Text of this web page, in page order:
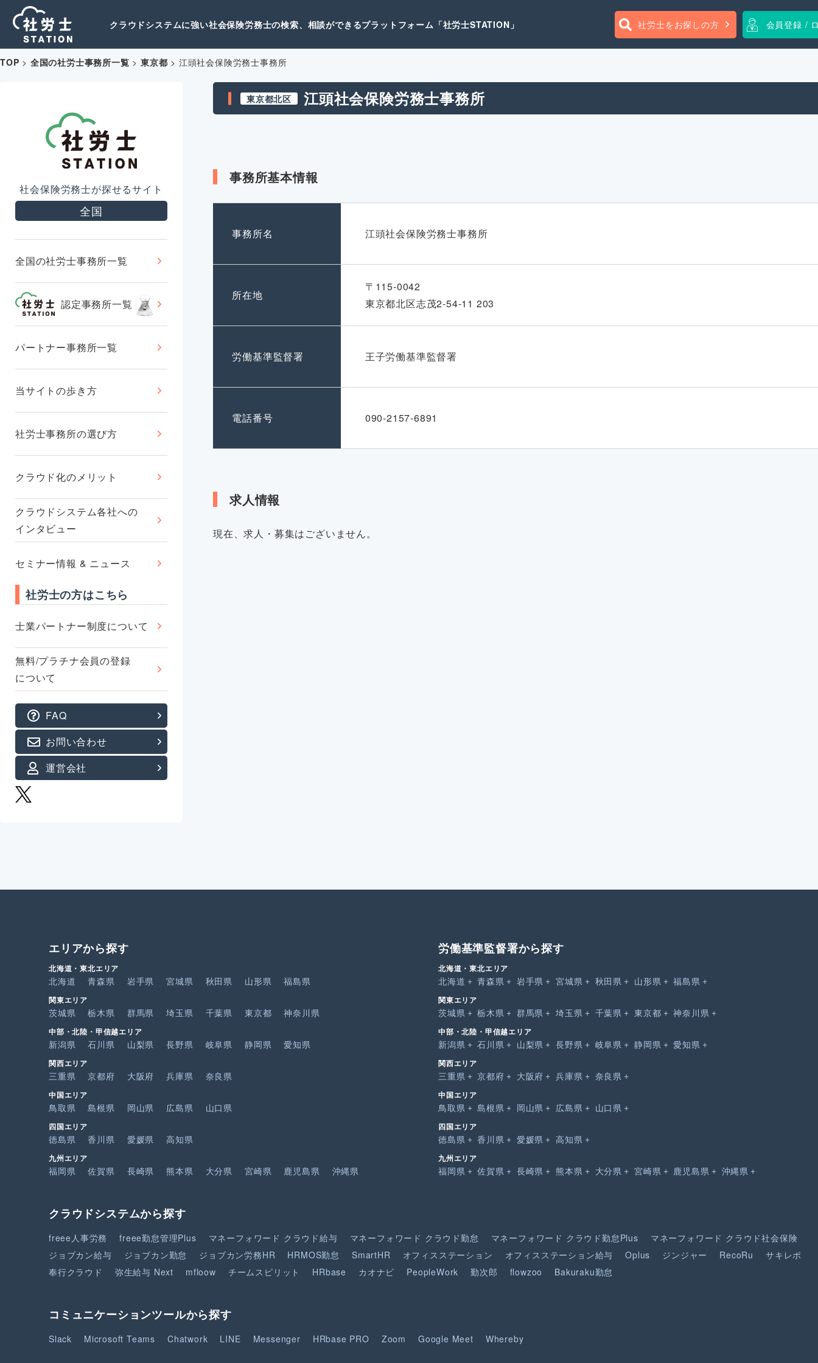
クラウドシステムに強い社会保険労務士の検索、相談ができるプラットフォーム「社労士STATION」 社労士をお探しの方 会員登録 /
TOP > 全国の社労士事務所一覧 >東京都 > 江頭社会保険労務士事務所
社会保険労務士が探せるサイト
全国
全国の社労士事務所一覧
認定事務所一覧
パートナー事務所一覧
当サイトの歩き方
社労士事務所の選び方
クラウド化のメリット
クラウドシステム各社への
インタビュー
セミナー情報 & ニュース
社労士の方はこちら
士業パートナー制度について
無料/プラチナ会員の登録
について
FAQ
お問い合わせ
運営会社
東京都北区 江頭社会保険労務士事務所
事務所基本情報
事務所名 江頭社会保険労務士事務所
所在地
〒115-0042
東京都北区志茂2-54-11 203
労働基準監督署 王子労働基準監督署
電話番号 090-2157-6891
求人情報
現在、求人・募集はございません。
エリアから探す
北海道・東北エリア
北海道 青森県 岩手県 宮城県 秋田県 山形県 福島県
関東エリア
茨城県 栃木県 群馬県 埼玉県 千葉県 東京都 神奈川県
中部・北陸・甲信越エリア
新潟県 石川県 山梨県 長野県 岐阜県 静岡県 愛知県
関西エリア
三重県 京都府 大阪府 兵庫県 奈良県
中国エリア
鳥取県 島根県 岡山県 広島県 山口県
四国エリア
徳島県 香川県 愛媛県 高知県
九州エリア
福岡県 佐賀県 長崎県 熊本県 大分県 宮崎県 鹿児島県 沖縄県
労働基準監督署から探す
北海道・東北エリア
北海道 青森県 岩手県 宮城県 秋田県 山形県 福島県
関東エリア
茨城県 栃木県 群馬県 埼玉県 千葉県 東京都 神奈川県
中部・北陸・甲信越エリア
新潟県 石川県 山梨県 長野県 岐阜県 静岡県 愛知県
関西エリア
三重県 京都府 大阪府 兵庫県 奈良県
中国エリア
鳥取県 島根県 岡山県 広島県 山口県
四国エリア
徳島県 香川県 愛媛県 高知県
九州エリア
福岡県 佐賀県 長崎県 熊本県 大分県 宮崎県 鹿児島県 沖縄県
クラウドシステムから探す
freee人事労務 freee勤怠管理Plus マネーフォワード クラウド給与 マネーフォワード クラウド勤怠 マネーフォワード クラウド勤怠Plus マネーフォワード クラウド社会保険
ジョブカン給与
ジョブカン勤怠 ジョブカン労務HR HRMOS勤怠 SmartHR オフィスステーション オフィスステーション給与 Oplus ジンジャー RecoRu
サキレポ
奉行クラウド
弥生給与 Next mfloow チームスピリット HRbase カオナビ PeopleWork 勤次郎 flowzoo Bakuraku勤怠
コミュニケーションツールから探す
Slack Microsoft Teams Chatwork LINE Messenger HRbase PRO Zoom Google Meet Whereby